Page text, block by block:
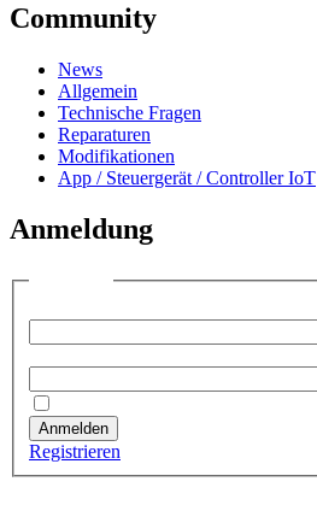
Community
News
Allgemein
Technische Fragen
Reparaturen
Modifikationen
App / Steuergerät / Controller IoT
Anmeldung
Anmelden
Registrieren